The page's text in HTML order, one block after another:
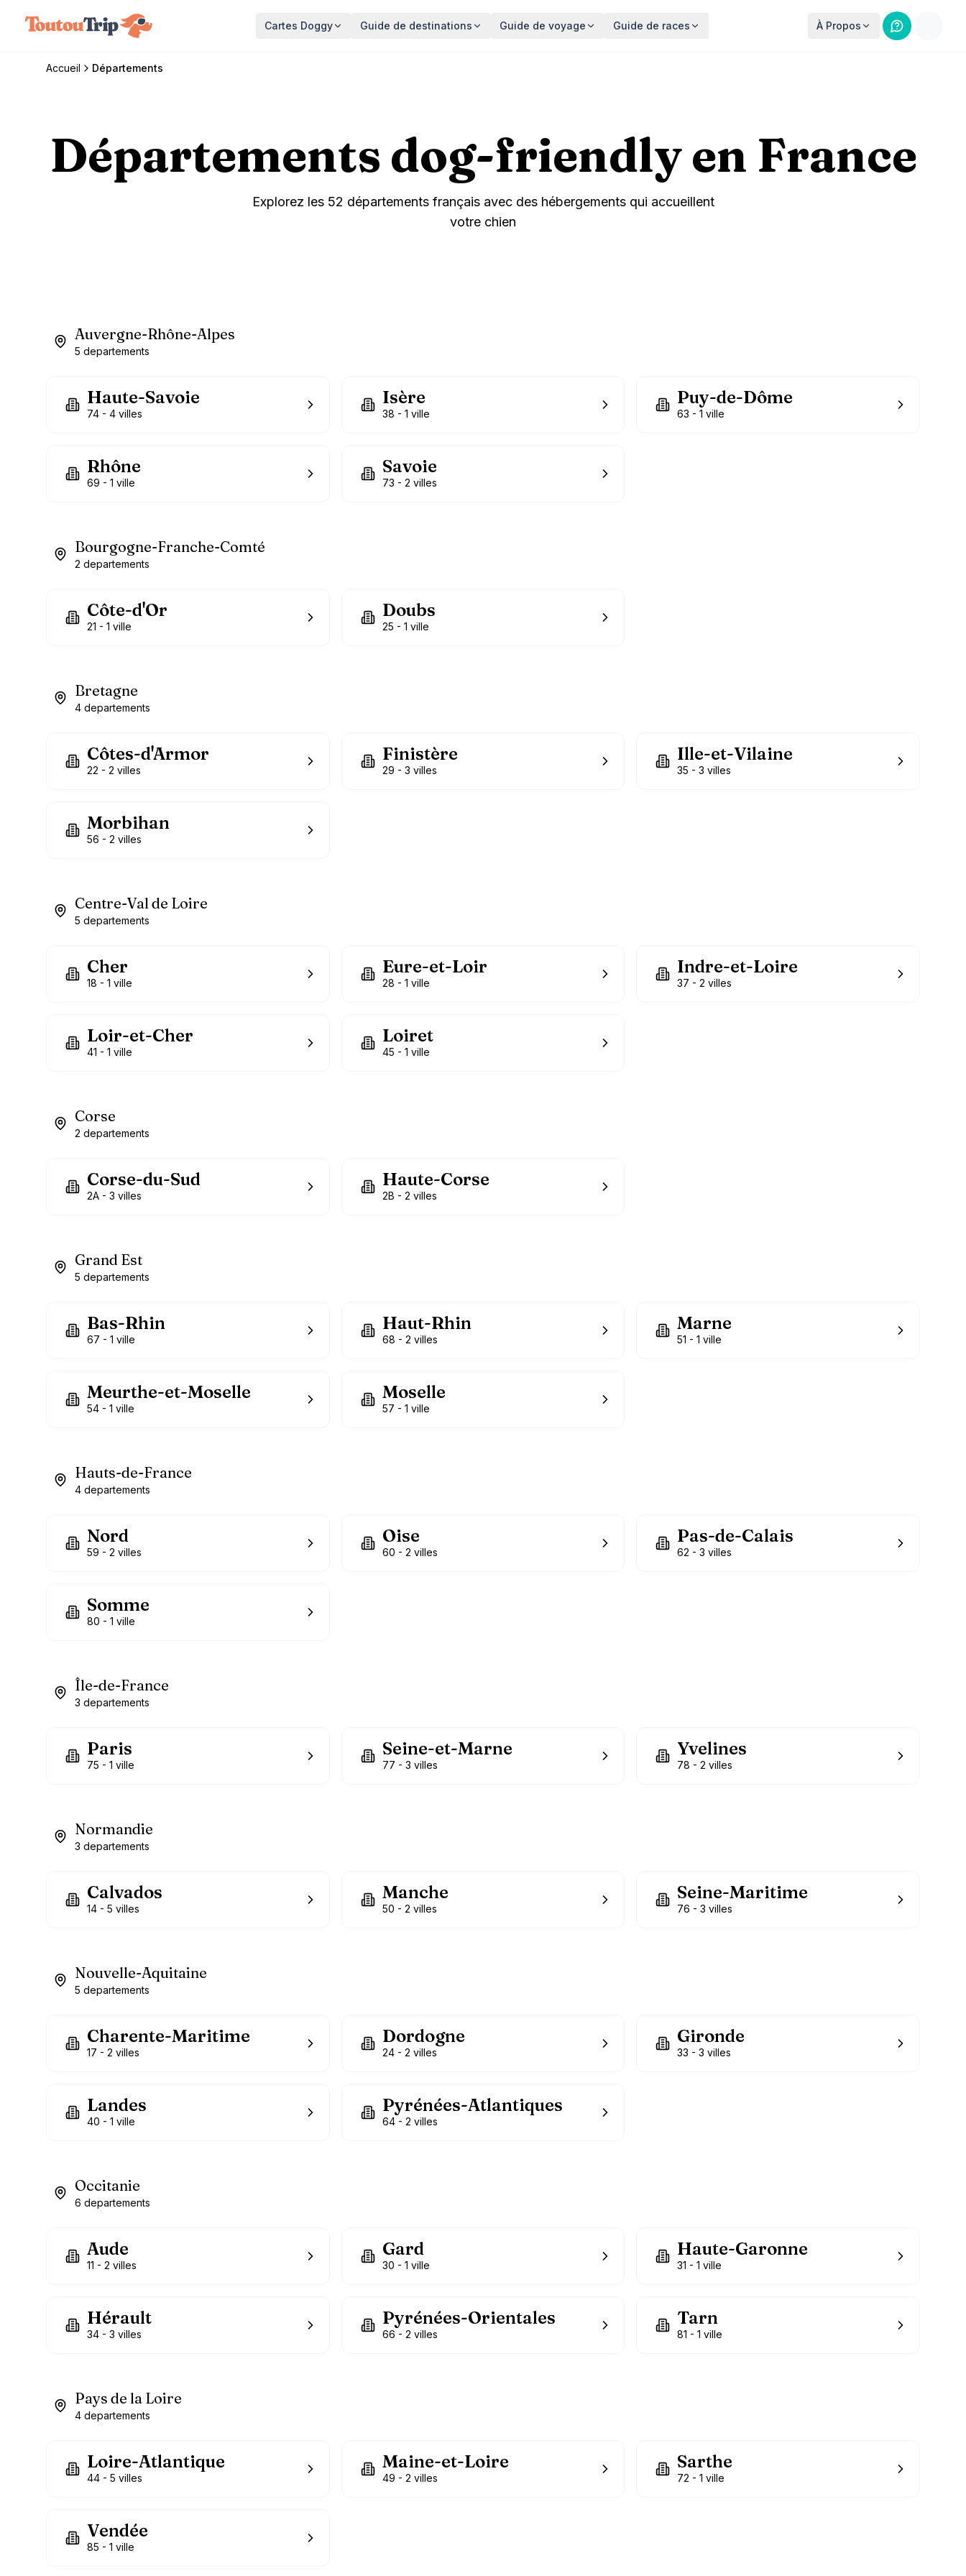
Cartes Doggy Guide de destinations Guide de voyage Guide de races À Propos
Accueil Départements
Départements dog-friendly en France
Explorez les 52 départements français avec des hébergements qui accueillent
votre chien
Auvergne-Rhône-Alpes
5 departements
Haute-Savoie
74 - 4 villes
Isère
38 - 1 ville
Puy-de-Dôme
63 -1 ville
Rhône
69 - 1 ville
Savoie
73 - 2 villes
Bourgogne-Franche-Comté
2 departements
Côte-d'Or
21 - 1 ville
Doubs
25 - 1 ville
Bretagne
4 departements
Côtes-d'Armor
22 - 2 villes
Finistère
29 - 3 villes
Ille-et-Vilaine
35 -3 villes
Morbihan
56 - 2 villes
Centre-Val de Loire
5 departements
Cher
18 - 1 ville
Eure-et-Loir
28 - 1 ville
Indre-et-Loire
37 -2 villes
Loir-et-Cher
41 - 1 ville
Loiret
45 - 1 ville
Corse
2 departements
Corse-du-Sud
2A - 3 villes
Haute-Corse
2B - 2 villes
Grand Est
5 departements
Bas-Rhin
67 - 1 ville
Haut-Rhin
68 - 2 villes
Marne
51 -1 ville
Meurthe-et-Moselle
54 - 1 ville
Moselle
57 - 1 ville
Hauts-de-France
4 departements
Nord
59 - 2 villes
Oise
60 - 2 villes
Pas-de-Calais
62 -3 villes
Somme
80 - 1 ville
Île-de-France
3 departements
Paris
75 - 1 ville
Seine-et-Marne
77 - 3 villes
Yvelines
78 -2 villes
Normandie
3 departements
Calvados
14 - 5 villes
Manche
50 - 2 villes
Seine-Maritime
76 -3 villes
Nouvelle-Aquitaine
5 departements
Charente-Maritime
17 - 2 villes
Dordogne
24- 2 villes
Gironde
33 -3 villes
Landes
40 - 1 ville
Pyrénées-Atlantiques
64- 2 villes
Occitanie
6 departements
Aude
11 - 2 villes
Gard
30 - 1 ville
Haute-Garonne
31 -1 ville
Hérault
34 - 3 villes
Pyrénées-Orientales
66 - 2 villes
Tarn
81 -1 ville
Pays de la Loire
4 departements
Loire-Atlantique
44 - 5 villes
Maine-et-Loire
49 - 2 villes
Sarthe
72 -1 ville
Vendée
85 - 1 ville